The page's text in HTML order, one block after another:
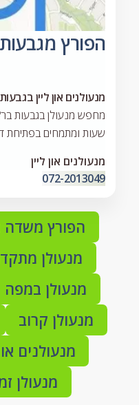
הפורץ
מנעולנים און ליין
שעות ומתמחים בפתיחת
מנעולנים און ליין
072-2013049
הפורץ משדה
מנעולן
מנעולן במפה
מנעולן קרוב
מנעולנים
מנעולן